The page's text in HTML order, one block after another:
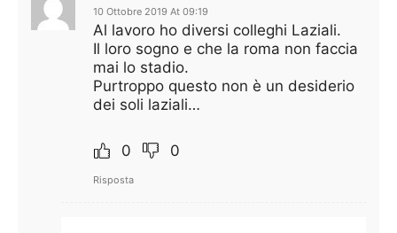
10 Ottobre 2019 At 09:19
Al lavoro ho diversi colleghi Laziali.
Il loro sogno e che la roma non faccia
mai lo stadio.
Purtroppo questo non è un desiderio
dei soli laziali…
0 0
Risposta